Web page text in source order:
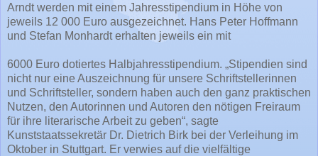
Arndt werden mit einem Jahresstipendium in Höhe von
jeweils 12 000 Euro ausgezeichnet. Hans Peter Hoffmann
und Stefan Monhardt erhalten jeweils ein mit
6000 Euro dotiertes Halbjahresstipendium. „Stipendien sind
nicht nur eine Auszeichnung für unsere Schriftstellerinnen
und Schriftsteller, sondern haben auch den ganz praktischen
Nutzen, den Autorinnen und Autoren den nötigen Freiraum
für ihre literarische Arbeit zu geben“, sagte
Kunststaatssekretär Dr. Dietrich Birk bei der Verleihung im
Oktober in Stuttgart. Er verwies auf die vielfältige